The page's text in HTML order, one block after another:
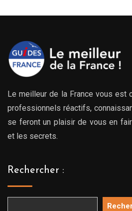
Le meilleur de la France vous est
professionnels réactifs,
se feront un plaisir de vous en
et les secrets.
Rechercher :